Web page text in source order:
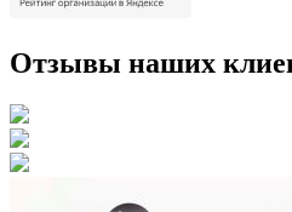
Отзывы наших